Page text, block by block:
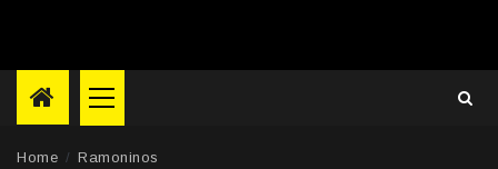
Primary
Menu
Home Ramoninos